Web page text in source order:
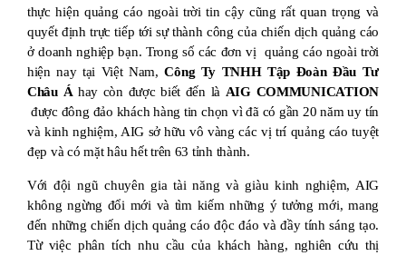
thực hiện quảng cáo ngoài trời tin cậy cũng rất quan trọng và
quyết định trực tiếp tới sự thành công của chiến dịch quảng cáo
ở doanh nghiệp bạn. Trong số các đơn vị quảng cáo ngoài trời
hiện nay tại Việt Nam,Công Ty TNHH Tập Đoàn Đầu Tư
Châu Á hay còn được biết đến là AIG COMMUNICATION
được đông đảo khách hàng tin chọn vì đã có gần 20 năm uy tín
và kinh nghiệm, AIG sở hữu vô vàng các vị trí quảng cáo tuyệt
đẹp và có mặt hâu hết trên 63 tỉnh thành.
Với đội ngũ chuyên gia tài năng và giàu kinh nghiệm, AIG
không ngừng đổi mới và tìm kiếm những ý tưởng mới, mang
đến những chiến dịch quảng cáo độc đáo và đầy tính sáng tạo.
Từ việc phân tích nhu cầu của khách hàng, nghiên cứu thị